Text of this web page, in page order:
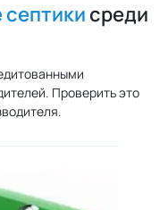
среди
Проверить это